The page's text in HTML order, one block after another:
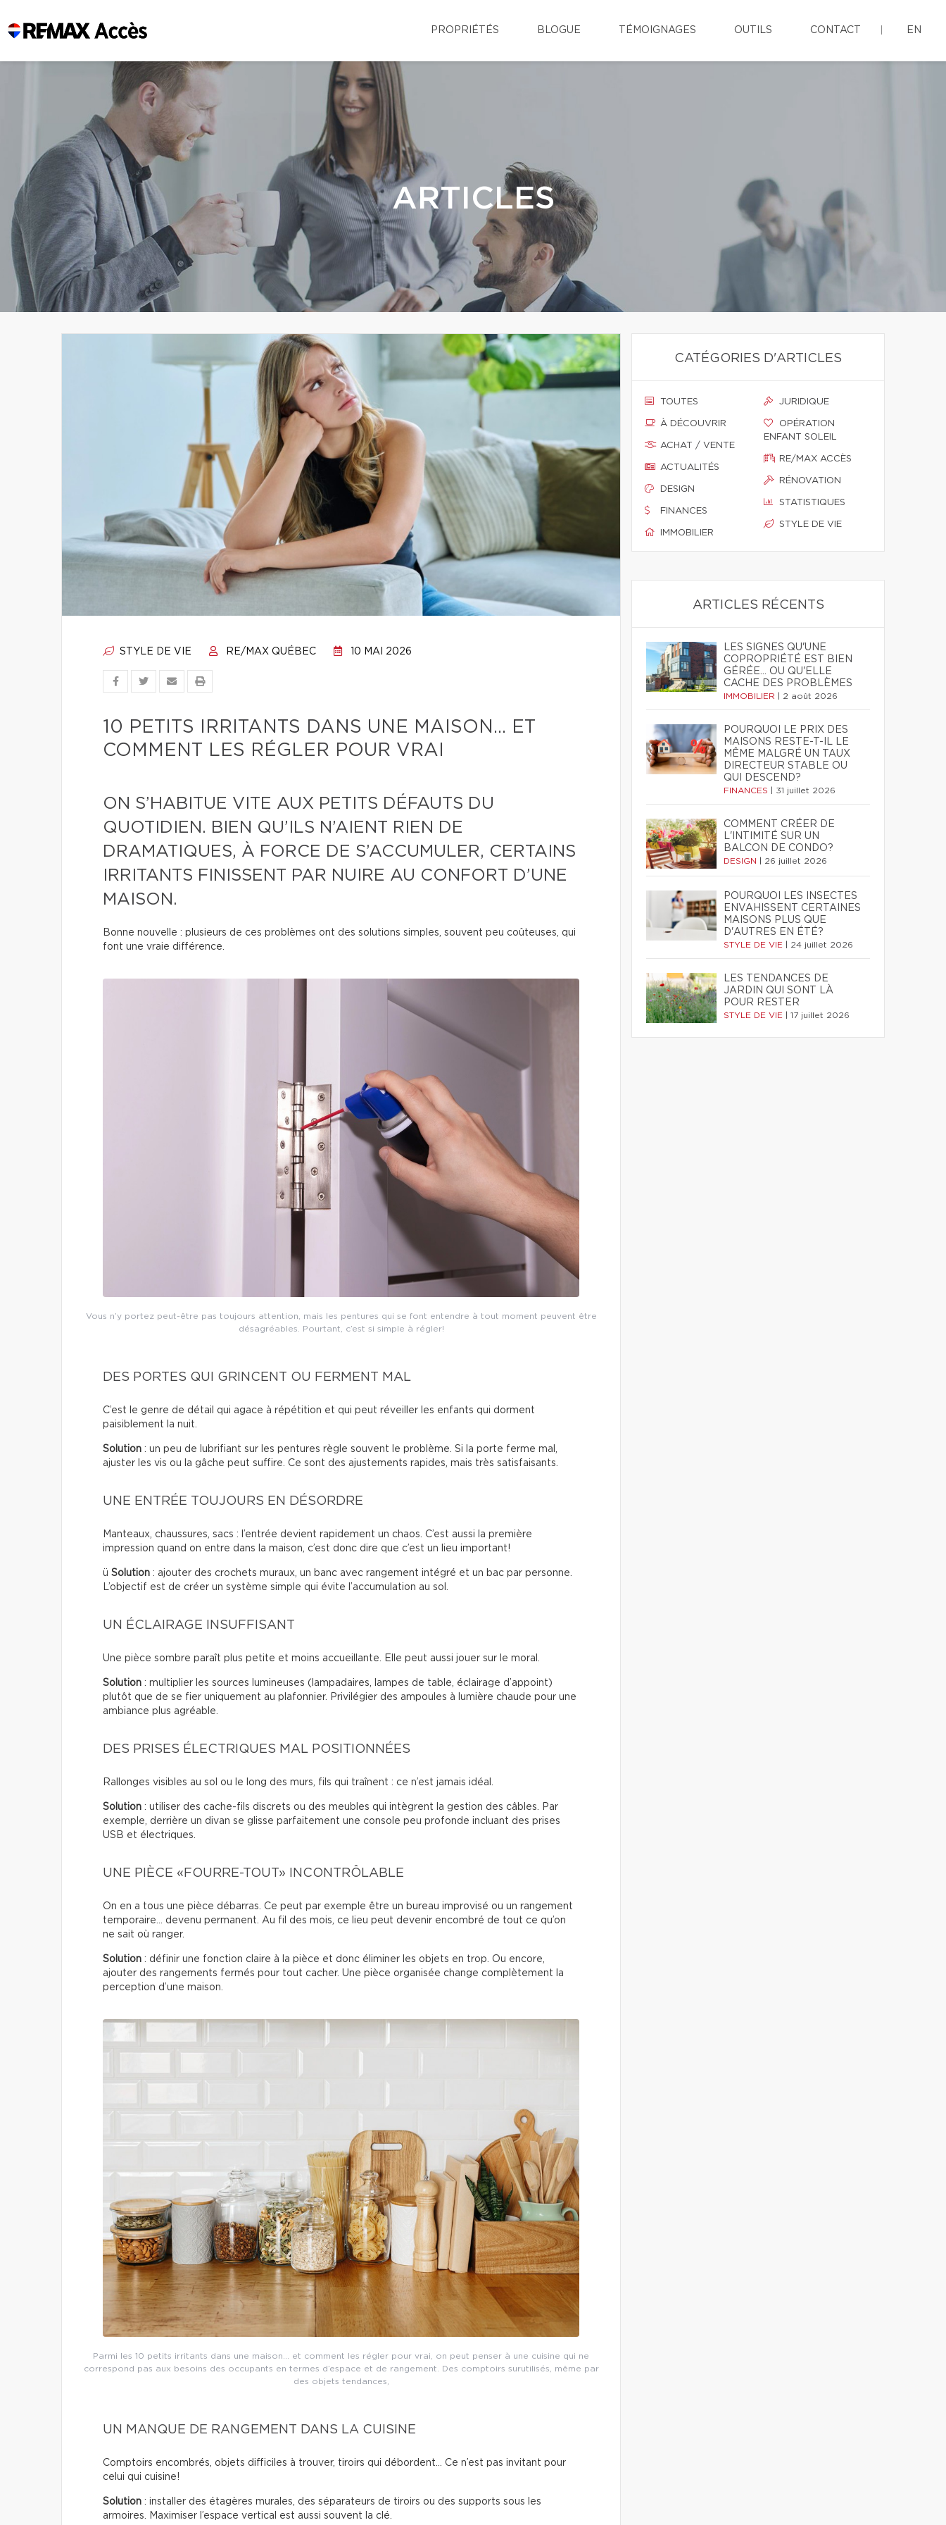
PROPRIÉTÉS BLOGUE TÉMOIGNAGES OUTILS CONTACT EN
ARTICLES
STYLE DE VIE RE/MAX QUÉBEC 10 MAI 2026
10 PETITS IRRITANTS DANS UNE MAISON… ET
COMMENT LES RÉGLER POUR VRAI
ON S’HABITUE VITE AUX PETITS DÉFAUTS DU
QUOTIDIEN. BIEN QU’ILS N’AIENT RIEN DE
DRAMATIQUES, À FORCE DE S’ACCUMULER, CERTAINS
IRRITANTS FINISSENT PAR NUIRE AU CONFORT D’UNE
MAISON.
Bonne nouvelle : plusieurs de ces problèmes ont des solutions simples, souvent peu coûteuses, qui
font une vraie différence.
Vous n’y portez peut-être pas toujours attention, mais les pentures qui se font entendre à tout moment peuvent être
désagréables. Pourtant, c’est si simple à régler!
DES PORTES QUI GRINCENT OU FERMENT MAL
C’est le genre de détail qui agace à répétition et qui peut réveiller les enfants qui dorment
paisiblement la nuit.
Solution : un peu de lubrifiant sur les pentures règle souvent le problème. Si la porte ferme mal,
ajuster les vis ou la gâche peut suffire. Ce sont des ajustements rapides, mais très satisfaisants.
UNE ENTRÉE TOUJOURS EN DÉSORDRE
Manteaux, chaussures, sacs : l’entrée devient rapidement un chaos. C’est aussi la première
impression quand on entre dans la maison, c’est donc dire que c’est un lieu important!
ü Solution : ajouter des crochets muraux, un banc avec rangement intégré et un bac par personne.
L’objectif est de créer un système simple qui évite l’accumulation au sol.
UN ÉCLAIRAGE INSUFFISANT
Une pièce sombre paraît plus petite et moins accueillante. Elle peut aussi jouer sur le moral.
Solution : multiplier les sources lumineuses (lampadaires, lampes de table, éclairage d’appoint)
plutôt que de se fier uniquement au plafonnier. Privilégier des ampoules à lumière chaude pour une
ambiance plus agréable.
DES PRISES ÉLECTRIQUES MAL POSITIONNÉES
Rallonges visibles au sol ou le long des murs, fils qui traînent : ce n’est jamais idéal.
Solution : utiliser des cache-fils discrets ou des meubles qui intègrent la gestion des câbles. Par
exemple, derrière un divan se glisse parfaitement une console peu profonde incluant des prises
USB et électriques.
UNE PIÈCE «FOURRE-TOUT» INCONTRÔLABLE
On en a tous une pièce débarras. Ce peut par exemple être un bureau improvisé ou un rangement
temporaire… devenu permanent. Au fil des mois, ce lieu peut devenir encombré de tout ce qu’on
ne sait où ranger.
Solution : définir une fonction claire à la pièce et donc éliminer les objets en trop. Ou encore,
ajouter des rangements fermés pour tout cacher. Une pièce organisée change complètement la
perception d’une maison.
Parmi les 10 petits irritants dans une maison… et comment les régler pour vrai, on peut penser à une cuisine qui ne
correspond pas aux besoins des occupants en termes d’espace et de rangement. Des comptoirs surutilisés, même par
des objets tendances,
UN MANQUE DE RANGEMENT DANS LA CUISINE
Comptoirs encombrés, objets difficiles à trouver, tiroirs qui débordent… Ce n’est pas invitant pour
celui qui cuisine!
Solution : installer des étagères murales, des séparateurs de tiroirs ou des supports sous les
armoires. Maximiser l’espace vertical est aussi souvent la clé.
CATÉGORIES D'ARTICLES
TOUTES
À DÉCOUVRIR
ACHAT / VENTE
ACTUALITÉS
DESIGN
FINANCES
IMMOBILIER
JURIDIQUE
ENFANT SOLEIL
RE/MAX ACCÈS
RÉNOVATION
STATISTIQUES
STYLE DE VIE
ARTICLES RÉCENTS
LES SIGNES QU'UNE
COPROPRIÉTÉ EST BIEN
GÉRÉE… OU QU'ELLE
CACHE DES PROBLÈMES
IMMOBILIER 2 août 2026
POURQUOI LE PRIX DES
MAISONS RESTE-T-IL LE
MÊME MALGRÉ UN TAUX
DIRECTEUR STABLE OU
QUI DESCEND?
FINANCES 31 juillet 2026
COMMENT CRÉER DE
L'INTIMITÉ SUR UN
BALCON DE CONDO?
DESIGN 26 juillet 2026
POURQUOI LES INSECTES
ENVAHISSENT CERTAINES
MAISONS PLUS QUE
D'AUTRES EN ÉTÉ?
STYLE DE VIE 24 juillet 2026
LES TENDANCES DE
JARDIN QUI SONT LÀ
POUR RESTER
STYLE DE VIE 17 juillet 2026